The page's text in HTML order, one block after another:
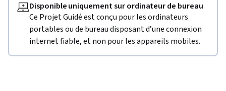
Disponible uniquement sur ordinateur de bureau
Ce Projet Guidé est conçu pour les ordinateurs
portables ou de bureau disposant d’une connexion
internet fiable, et non pour les appareils mobiles.